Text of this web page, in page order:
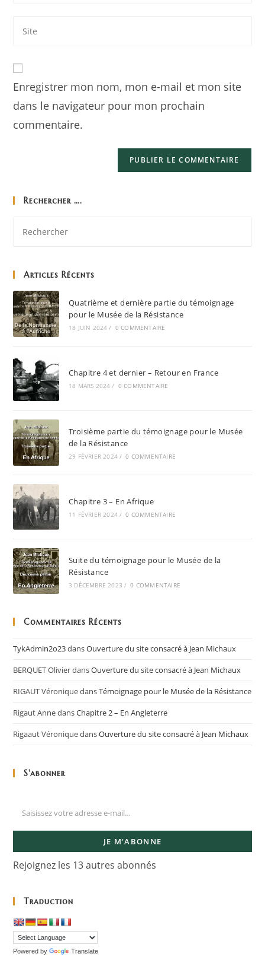
Enregistrer mon nom, mon e-mail et mon site
dans le navigateur pour mon prochain
commentaire.
Rechercher ….
Articles Récents
Quatrième et dernière partie du témoignage
pour le Musée de la Résistance
18 JUIN 2024 / 0 COMMENTAIRE
Chapitre 4 et dernier – Retour en France
18 MARS 2024 / 0 COMMENTAIRE
Troisième partie du témoignage pour le Musée
de la Résistance
29 FÉVRIER 2024 / 0 COMMENTAIRE
Chapitre 3 – En Afrique
11 FÉVRIER 2024 / 0 COMMENTAIRE
Suite du témoignage pour le Musée de la
Résistance
3 DÉCEMBRE 2023 / 0 COMMENTAIRE
Commentaires Récents
TykAdmin2o23dansOuverture du site consacré à Jean Michaux
BERQUET OlivierdansOuverture du site consacré à Jean Michaux
RIGAUT VéroniquedansTémoignage pour le Musée de la Résistance
Rigaut AnnedansChapitre 2 – En Angleterre
Rigaaut VéroniquedansOuverture du site consacré à Jean Michaux
S'abonner
JE M'ABONNE
Rejoignez les 13 autres abonnés
Traduction
Powered by Translate